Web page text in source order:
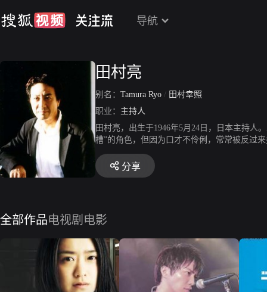
导航
田村亮
别名： Tamura Ryo / 田村幸照
职业： 主持人
田村亮，出生于1946年5月24日，日本主持人
槽”的角色，但因为口才不伶俐，常常被反过
等。
分享
全部作品电视剧 电影